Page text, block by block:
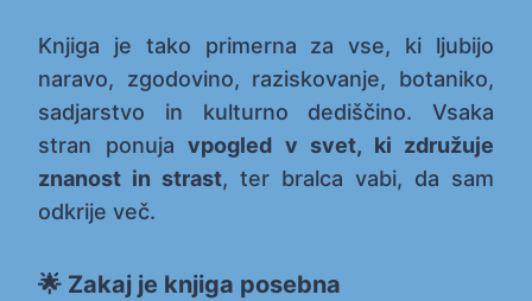
Knjiga je tako primerna za vse, ki ljubijo
naravo, zgodovino, raziskovanje, botaniko,
sadjarstvo in kulturno dediščino. Vsaka
stran ponuja vpogled v svet, ki združuje
znanost in strast, ter bralca vabi, da sam
odkrije več.
🌟 Zakaj je knjiga posebna